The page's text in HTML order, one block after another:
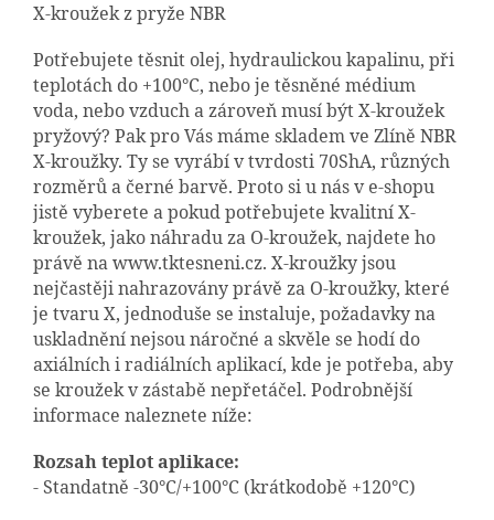
X-kroužek z pryže NBR
Potřebujete těsnit olej, hydraulickou kapalinu, při
teplotách do +100°C, nebo je těsněné médium
voda, nebo vzduch a zároveň musí být X-kroužek
pryžový? Pak pro Vás máme skladem ve Zlíně NBR
X-kroužky. Ty se vyrábí v tvrdosti 70ShA, různých
rozměrů a černé barvě. Proto si u nás v e-shopu
jistě vyberete a pokud potřebujete kvalitní X-
kroužek, jako náhradu za O-kroužek, najdete ho
právě na www.tktesneni.cz. X-kroužky jsou
nejčastěji nahrazovány právě za O-kroužky, které
je tvaru X, jednoduše se instaluje, požadavky na
uskladnění nejsou náročné a skvěle se hodí do
axiálních i radiálních aplikací, kde je potřeba, aby
se kroužek v zástabě nepřetáčel. Podrobnější
informace naleznete níže:
Rozsah teplot aplikace:
- Standatně -30°C/+100°C (krátkodobě +120°C)